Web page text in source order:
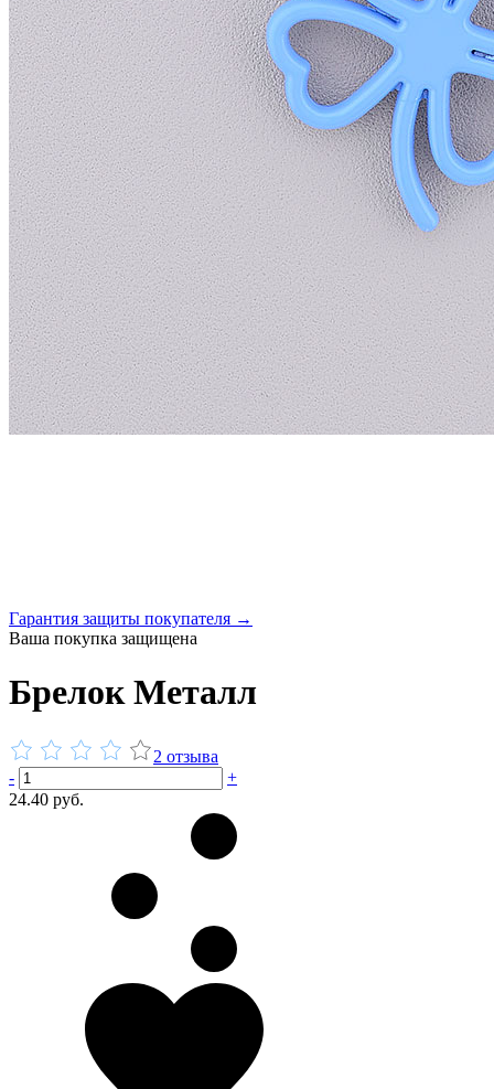
Гарантия защиты покупателя →
Ваша покупка защищена
Брелок Металл
2 отзыва
-
+
24.40 руб.